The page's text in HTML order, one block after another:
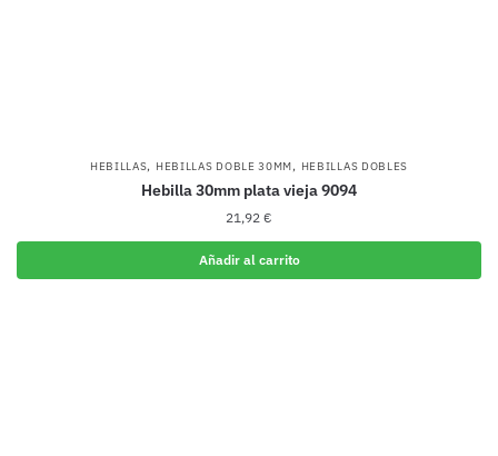
HEBILLAS, HEBILLAS DOBLE 30MM, HEBILLAS DOBLES
Hebilla 30mm plata vieja 9094
21,92 €
Añadir al carrito